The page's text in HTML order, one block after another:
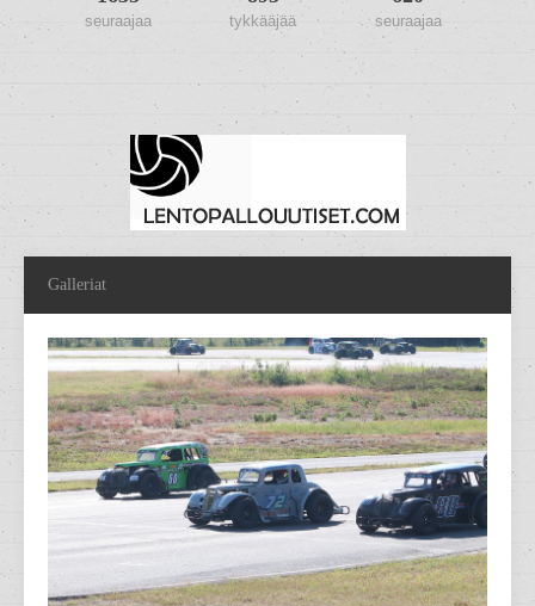
seuraajaa tykkääjää seuraajaa
Galleriat